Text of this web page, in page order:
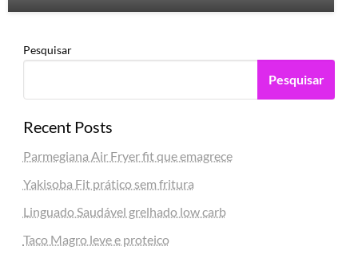
Pesquisar
Pesquisar
Recent Posts
Parmegiana Air Fryer fit que emagrece
Yakisoba Fit prático sem fritura
Linguado Saudável grelhado low carb
Taco Magro leve e proteico